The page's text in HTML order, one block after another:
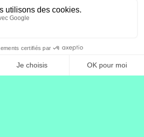
technique